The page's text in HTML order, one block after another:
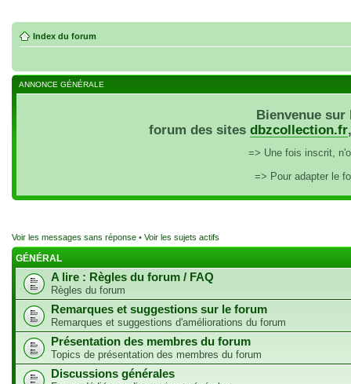
Index du forum
ANNONCE GÉNÉRALE
Bienvenue
forum des sites dbzcollection.fr
=> Une fois inscrit,
=> Pour adapter le
Voir les messages sans réponse • Voir les sujets actifs
GÉNÉRAL
A lire : Règles du forum / FAQ
Règles du forum
Remarques et suggestions sur le forum
Remarques et suggestions d'améliorations du forum
Présentation des membres du forum
Topics de présentation des membres du forum
Discussions générales